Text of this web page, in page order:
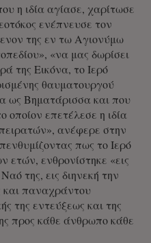
η ιδία αγίασε, χαρίτωσε
ενέπνευσε τον
της εν τω Αγιονύμω
«να μας δωρίσει
της Εικόνα, το Ιερό
θαυματουργού
ως Βηματάρισσα και που
οποίον επετέλεσε η ιδία
ανέφερε στην
πως το Ιερό
ετών, ενθρονίστηκε «εις
της, εις διηνεκή την
και παναχράντου
της εντεύξεως και της
προς κάθε άνθρωπο κάθε